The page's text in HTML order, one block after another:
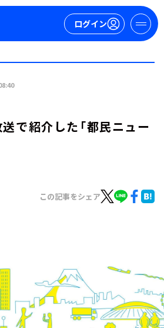
ログイン
送で紹介した「都民ニュー
この記事をシェア